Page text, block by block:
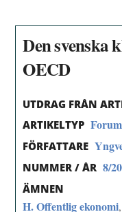
Den svenska
OECD
UTDRAG FRÅN
ARTIKELTYP Forum
FÖRFATTARE
NUMMER / ÅR 8/
ÄMNEN
H. Offentlig ekonomi